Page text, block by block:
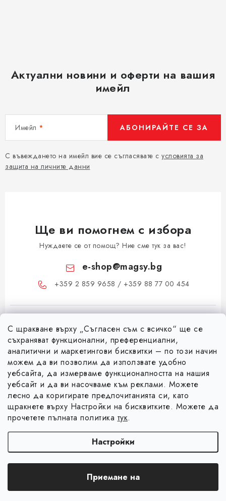
С щракване върху „Съгласен съм с всичко“ ще се
съхраняват функционални, преференциални,
аналитични и маркетингови бисквитки – по този начин
можем да ви позволим да използвате удобно
уебсайта, да измерваме функционалността на нашия
уебсайт и да ви насочваме към реклами. Можете
лесно да коригирате предпочитанията си, като
щракнете върху Настройки на бисквитките. Можете да
прочетете пълната политика тук.
Настройки
Приемане на
Актуални новини и оферти на вашия
имейл
Имейл
С въвеждането на имейл вие се съгласявате с условията за
защита на личните данни
АБОНИРАЙТЕ СЕ ЗА
Ще ви помогнем с избора
Нуждаете се от помощ? Ние сме тук за вас!
e-shop@magsy.bg
+359 2 859 9658 / +359 88 77 00 454
FB IG
Ф
Информация за вас
Коя е фирма Magsy?
Контакти
Търговски условия
Facebook
Авторско право 2026Magsy.bg. Всички права запазени.Редактиране на
настройките за бисквитки